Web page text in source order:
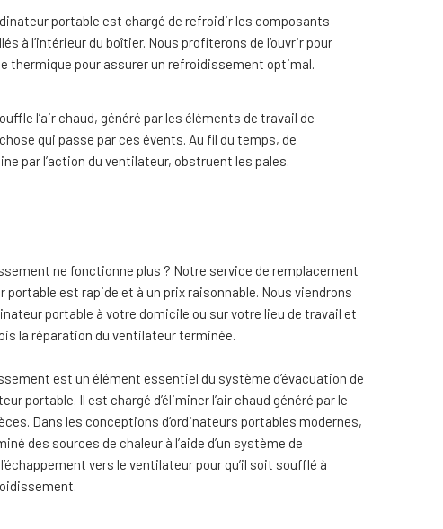
portable est chargé de refroidir les composants
à l’intérieur du boîtier. Nous profiterons de l’ouvrir pour
thermique pour assurer un refroidissement optimal.
l’air chaud, généré par les éléments de travail de
qui passe par ces évents. Au fil du temps, de
par l’action du ventilateur, obstruent les pales.
ne fonctionne plus ? Notre service de remplacement
portable est rapide et à un prix raisonnable. Nous viendrons
portable à votre domicile ou sur votre lieu de travail et
la réparation du ventilateur terminée.
est un élément essentiel du système d’évacuation de
portable. Il est chargé d’éliminer l’air chaud généré par le
Dans les conceptions d’ordinateurs portables modernes,
des sources de chaleur à l’aide d’un système de
vers le ventilateur pour qu’il soit soufflé à